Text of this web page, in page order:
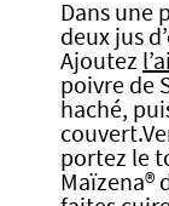
Dans une
deux jus
Ajoutez
poivre de
haché,
portez le
Maïzena®